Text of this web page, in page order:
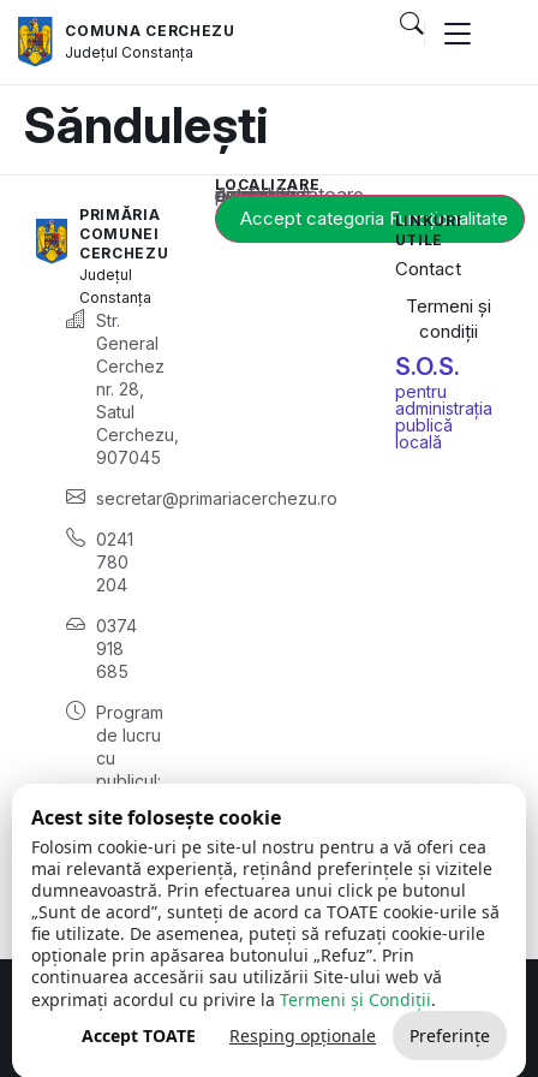
COMUNA CERCHEZU
JudețulConstanța
Săndulești
PRIMĂRIA
COMUNEI
CERCHEZU
Județul
Constanța
Str.
General
Cerchez
nr. 28,
Satul
Cerchezu,
907045
secretar@primariacerchezu.ro
0241
780
204
0374
918
685
Program
de lucru
cu
publicul:
08:00 -
16:30
, vineri:
08:00 -
14:00
LOCALIZARE
Acest conținut este blocat până când acceptați categoria corespunzătoare de cookie-uri.
Accept categoria Funcționalitate
LINKURI
UTILE
Contact
Termeni și
condiții
S.O.S.
pentru
administrația
publică
locală
Comuna Cerchezu © 2026Toate drepturile rezervate
Concept realizat de Big Media Relații Publice SRL
Acest site folosește cookie
Folosim cookie-uri pe site-ul nostru pentru a vă oferi cea
mai relevantă experiență, reținând preferințele și vizitele
dumneavoastră. Prin efectuarea unui click pe butonul
„Sunt de acord”, sunteți de acord ca TOATE cookie-urile să
fie utilizate. De asemenea, puteți să refuzați cookie-urile
opționale prin apăsarea butonului „Refuz”. Prin
continuarea accesării sau utilizării Site-ului web vă
exprimați acordul cu privire la Termeni și Condiții.
Accept TOATE
Resping opționale Preferințe